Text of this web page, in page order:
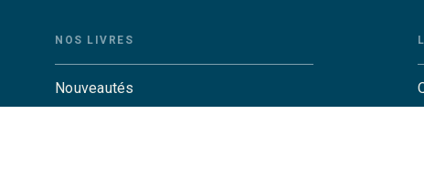
NOS LIVRES
Nouveautés